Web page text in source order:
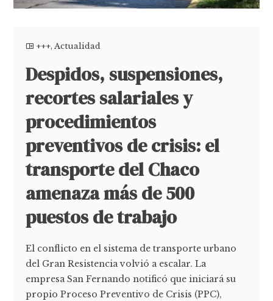
+++,Actualidad
Despidos, suspensiones,
recortes salariales y
procedimientos
preventivos de crisis: el
transporte del Chaco
amenaza más de 500
puestos de trabajo
El conflicto en el sistema de transporte urbano
del Gran Resistencia volvió a escalar. La
empresa San Fernando notificó que iniciará su
propio Proceso Preventivo de Crisis (PPC),